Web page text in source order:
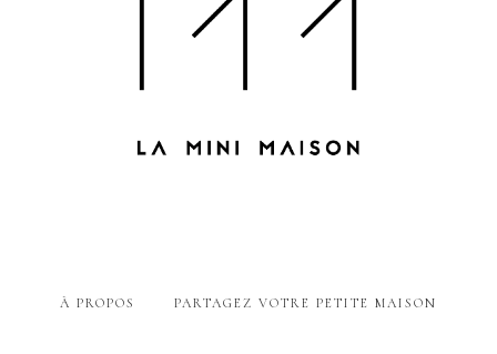
À PROPOS PARTAGEZ VOTRE PETITE MAISON